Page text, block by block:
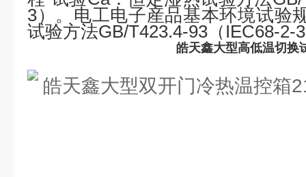
3）。电工电子産品基本环境试验
试验方法GB/T423.4-93 （ IEC68-2-
皓天鑫大型高低温切换